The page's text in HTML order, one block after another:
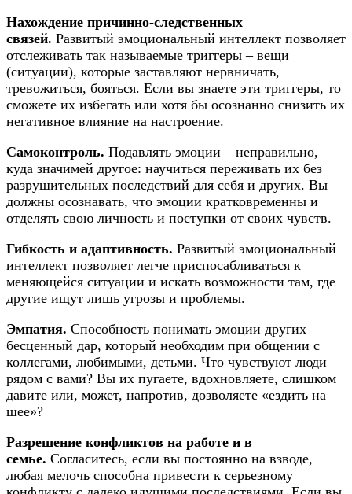
Нахождение причинно-следственных
связей. Развитый эмоциональный интеллект позволяет
отслеживать так называемые триггеры – вещи
(ситуации), которые заставляют нервничать,
тревожиться, бояться. Если вы знаете эти триггеры, то
сможете их избегать или хотя бы осознанно снизить их
негативное влияние на настроение.
Самоконтроль. Подавлять эмоции – неправильно,
куда значимей другое: научиться переживать их без
разрушительных последствий для себя и других. Вы
должны осознавать, что эмоции кратковременны и
отделять свою личность и поступки от своих чувств.
Гибкость и адаптивность. Развитый эмоциональный
интеллект позволяет легче приспосабливаться к
меняющейся ситуации и искать возможности там, где
другие ищут лишь угрозы и проблемы.
Эмпатия. Способность понимать эмоции других –
бесценный дар, который необходим при общении с
коллегами, любимыми, детьми. Что чувствуют люди
рядом с вами? Вы их пугаете, вдохновляете, слишком
давите или, может, напротив, дозволяете «ездить на
шее»?
Разрешение конфликтов на работе и в
семье. Согласитесь, если вы постоянно на взводе,
любая мелочь способна привести к серьезному